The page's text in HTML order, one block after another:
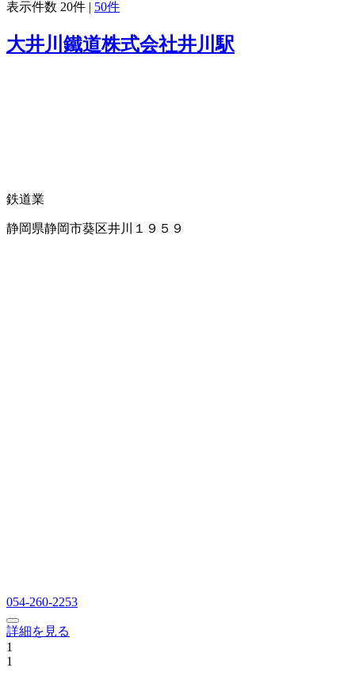
表示件数 20件 | 50件
大井川鐵道株式会社井川駅
鉄道業
静岡県静岡市葵区井川１９５９
054-260-2253
詳細を見る
1
1